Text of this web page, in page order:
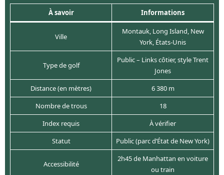
À savoir Informations
Ville
Montauk, Long Island, New
York, États-Unis
Type de golf
Public – Links côtier, style Trent
Jones
Distance (en mètres)
6 380 m
Nombre de trous
18
Index requis
À vérifier
Statut
Public (parc d’État de New York)
Accessibilité
2h45 de Manhattan en voiture
ou train